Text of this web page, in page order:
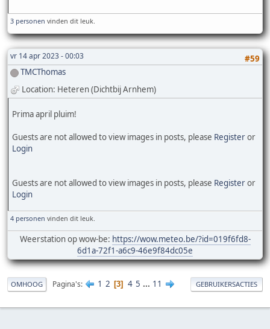
3 personen vinden dit leuk.
vr 14 apr 2023 - 00:03
#59
TMCThomas
Location: Heteren (Dichtbij Arnhem)
Prima april pluim!
Guests are not allowed to view images in posts, please Registeror
Login
Guests are not allowed to view images in posts, please Registeror
Login
4 personen vinden dit leuk.
Weerstation op wow-be: https://wow.meteo.be/?id=019f6fd8-
6d1a-72f1-a6c9-46e9f84dc05e
OMHOOG Pagina's 1 2 3 4 5 ... 11 GEBRUIKERSACTIES